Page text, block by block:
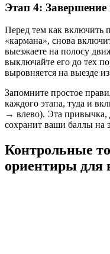
Этап 4: Завершение
Перед тем как включить
«кармана», снова
выезжаете на полосу
выключайте его до тех
выровняется на выезде
Запомните простое
каждого этапа, туда и
→ влево). Эта привычка,
сохранит ваши баллы на
Контрольные
ориентиры для